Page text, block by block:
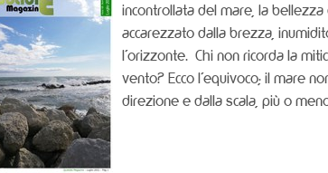
incontrollata del mare, la
accarezzato dalla brezza,
l’orizzonte. Chi non ricorda la
vento? Ecco l’equivoco; il mare
direzione e dalla scala, più o